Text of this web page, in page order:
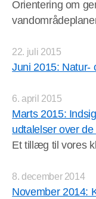
Orientering om
22. juli 2015
Juni 2015:
6. april 2015
Marts 2015:
udtalelser over
Et tillæg til vores
8. december 2014
November 2014: